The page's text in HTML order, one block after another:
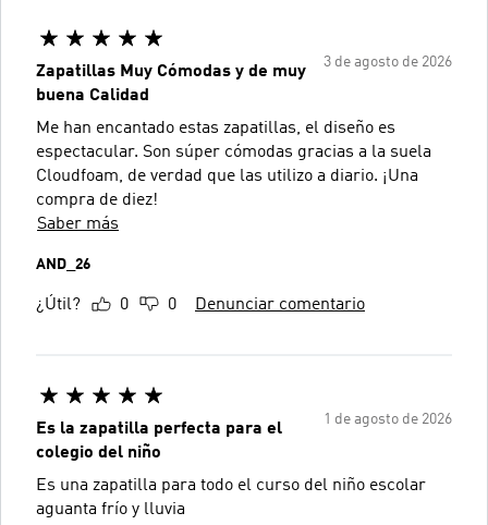
3 de agosto de 2026
Zapatillas Muy Cómodas y de muy
buena Calidad
Me han encantado estas zapatillas, el diseño es
espectacular. Son súper cómodas gracias a la suela
Cloudfoam, de verdad que las utilizo a diario. ¡Una
compra de diez!
Saber más
AND_26
¿Útil? 0 0 Denunciar comentario
1 de agosto de 2026
Es la zapatilla perfecta para el
colegio del niño
Es una zapatilla para todo el curso del niño escolar
aguanta frío y lluvia